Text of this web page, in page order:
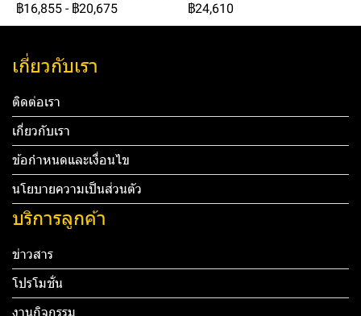
฿16,855 - ฿20,675
฿24,610
เกี่ยวกับเรา
ติดต่อเรา
เกี่ยวกับเรา
ข้อกำหนดและเงื่อนไข
นโยบายความเป็นส่วนตัว
บริการลูกค้า
ข่าวสาร
โปรโมชั่น
งานกิจกรรม